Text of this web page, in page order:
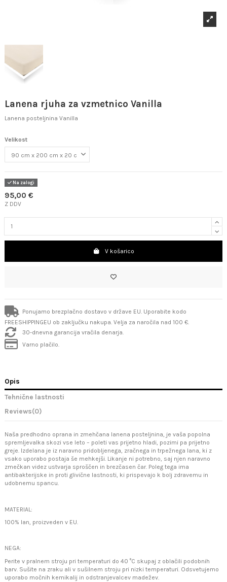
Lanena rjuha za vzmetnico Vanilla
Lanena posteljnina Vanilla
Velikost
Na zalogi
95,00 €
Z DDV
V košarico
Ponujamo brezplačno dostavo v države EU. Uporabite kodo
FREESHIPPINGEU ob zaključku nakupa. Velja za naročila nad 100 €.
30-dnevna garancija vračila denarja.
Varno plačilo.
Opis
Tehnične lastnosti
Reviews(0)
Naša predhodno oprana in zmehčana lanena posteljnina, je vaša popolna
spremljevalka skozi vse leto – poleti vas prijetno hladi, pozimi pa prijetno
greje. Izdelana je iz naravno pridobljenega, zračnega in trpežnega lana, ki z
vsako uporabo postaja še mehkejši. Likanje ni potrebno, saj njen naravno
zmečkan videz ustvarja sproščen in brezčasen čar. Poleg tega ima
antibakterijske in proti glivične lastnosti, ki prispevajo k bolj zdravemu in
udobnemu spancu.
MATERIAL:
100% lan, proizveden v EU.
NEGA:
Perite v pralnem stroju pri temperaturi do 40 °C skupaj z oblačili podobnih
barv. Sušite na zraku ali v sušilnem stroju pri nizki temperaturi. Odsvetujemo
uporabo močnih kemikalij in odstranjevalcev madežev.